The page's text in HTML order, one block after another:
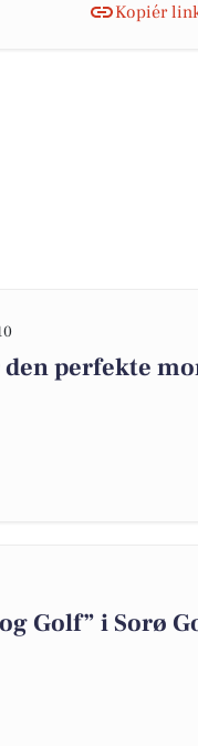
Kopiér
perfekte
Golf” i Sorø